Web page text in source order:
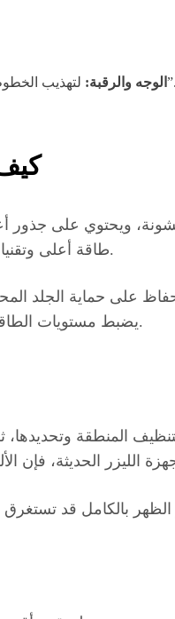
الوجه والرقبة: لتهذيب الخطوط أو التخلص من الشعر الكثيف على الرقبة الذي يسبب “حساسية الحلاقة”.
ويحتوي على
طاقة أعلى وتقنيات مخصصة قادرة على التعامل مع بصيلات الشعر الذكورية السميكة.
يضبط مستويات الطاقة بما يتناسب مع طبيعة الشعر الذكوري لضمان تدمير البصيلة بفعالية.
المنطقة